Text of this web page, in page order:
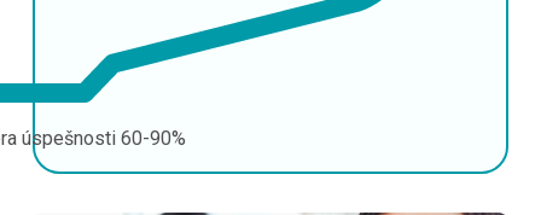
úspešnosti 60-90%